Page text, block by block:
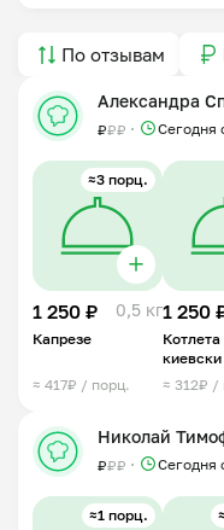
По отзывам
Александра
₽₽₽ Сегодня
≈3 порц.
1 250 ₽ 0,5 кг
Капрезе
≈ 417₽ / порц.
1 250
киевски
≈ 312₽ /
Николай
₽₽₽ Сегодня
≈1 порц.